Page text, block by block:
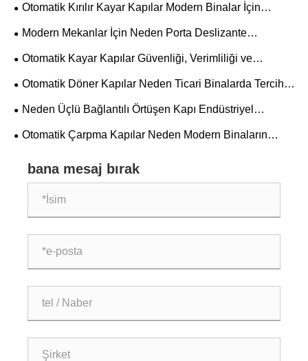
Otomatik Kırılır Kayar Kapılar Modern Binalar İçin
Neden Gereklidir?
Modern Mekanlar İçin Neden Porta Deslizante
Automaica'yı Seçmelisiniz?
Otomatik Kayar Kapılar Güvenliği, Verimliliği ve
Geleceğin Mimari Trendlerini Nasıl Dönüştürüyor?
Otomatik Döner Kapılar Neden Ticari Binalarda Tercih
Edilen Giriş Çözümü Haline Geliyor?
Neden Üçlü Bağlantılı Örtüşen Kapı Endüstriyel
Güvenlik ve Verimlilikte Geleceğin Standardı Haline
Otomatik Çarpma Kapılar Neden Modern Binaların
bana mesaj bırak